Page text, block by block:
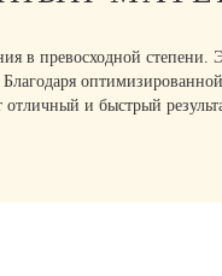
в превосходной степени.
отличный и быстрый